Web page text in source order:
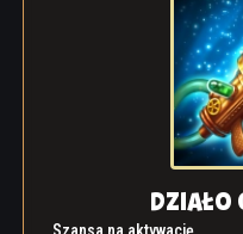
– Oszalałeś! Dlaczego
– No, dalej! Otrząśnij się
Strażnik zginie, a cała
te diabły! No, DALEJ!
Wyczerpany Galahad
DZIAŁO